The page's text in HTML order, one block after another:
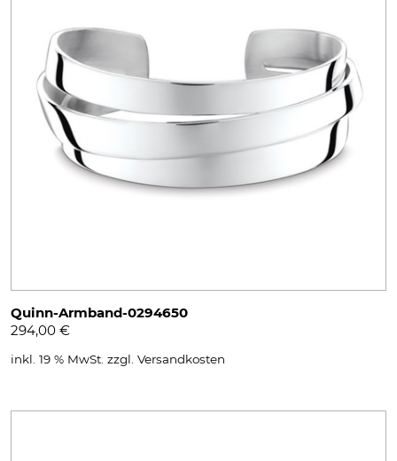
Quinn-Armband-0294650
294,00 €
inkl. 19 % MwSt. zzgl. Versandkosten